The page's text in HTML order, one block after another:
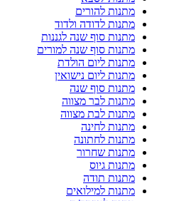
מתנות להורים
מתנות לדודה ולדוד
מתנות סוף שנה לגננות
מתנות סוף שנה למורים
מתנות ליום הולדת
מתנות ליום נישואין
מתנות סוף שנה
מתנות לבר מצווה
מתנות לבת מצווה
מתנות לחינה
מתנות לחתונה
מתנות שחרור
מתנות גיוס
מתנות תודה
מתנות למילואים